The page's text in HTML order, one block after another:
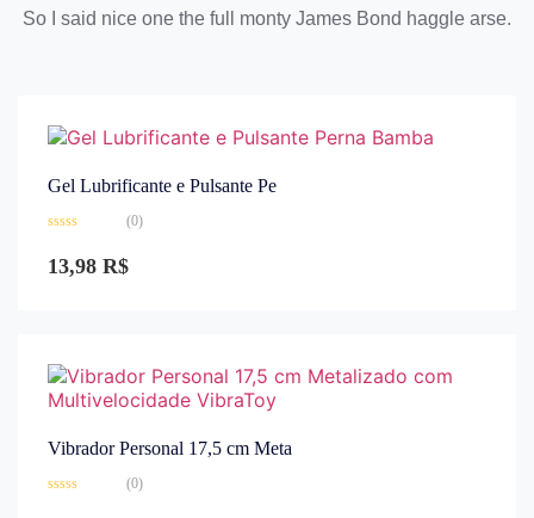
So I said nice one the full monty James Bond haggle arse.
Gel Lubrificante e Pulsante Pe
0
de
(0)
13,98 R$
Vibrador Personal 17,5 cm Meta
(0)